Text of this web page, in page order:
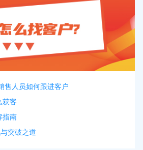
售人员如何跟进客户
获客
指南
突破之道